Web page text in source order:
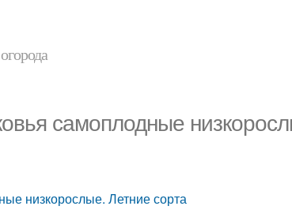
самоплодные
низкорослые. Летние сорта